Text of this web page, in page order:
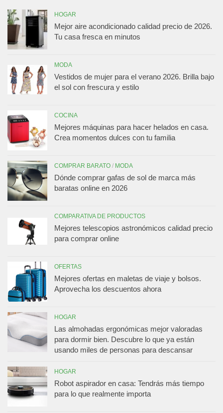
HOGAR
Mejor aire acondicionado calidad precio de 2026.
Tu casa fresca en minutos
MODA
Vestidos de mujer para el verano 2026. Brilla bajo
el sol con frescura y estilo
COCINA
Mejores máquinas para hacer helados en casa.
Crea momentos dulces con tu familia
COMPRAR BARATO / MODA
Dónde comprar gafas de sol de marca más
baratas online en 2026
COMPARATIVA DE PRODUCTOS
Mejores telescopios astronómicos calidad precio
para comprar online
OFERTAS
Mejores ofertas en maletas de viaje y bolsos.
Aprovecha los descuentos ahora
HOGAR
Las almohadas ergonómicas mejor valoradas
para dormir bien. Descubre lo que ya están
usando miles de personas para descansar
HOGAR
Robot aspirador en casa: Tendrás más tiempo
para lo que realmente importa